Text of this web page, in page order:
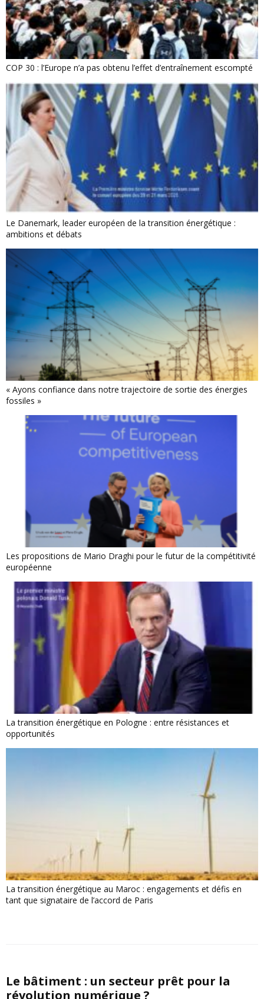
COP 30 : l’Europe n’a pas obtenu l’effet d’entraînement escompté
Le Danemark, leader européen de la transition énergétique :
ambitions et débats
« Ayons confiance dans notre trajectoire de sortie des énergies
fossiles »
Les propositions de Mario Draghi pour le futur de la compétitivité
européenne
La transition énergétique en Pologne : entre résistances et
opportunités
La transition énergétique au Maroc : engagements et défis en
tant que signataire de l’accord de Paris
Le bâtiment : un secteur prêt pour la
révolution numérique ?